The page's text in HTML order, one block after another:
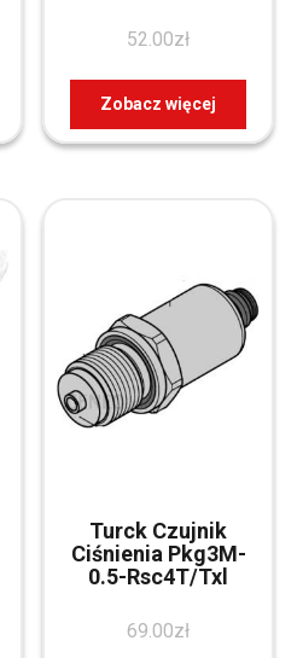
52.00zł
Zobacz więcej
Turck Czujnik
Ciśnienia Pkg3M-
0.5-Rsc4T/Txl
69.00zł